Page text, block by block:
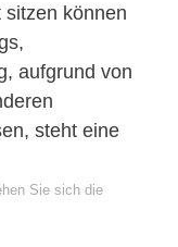
können
aufgrund von
steht eine
Sie sich die